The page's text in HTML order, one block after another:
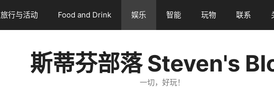
旅行与活动 Food and Drink 娱乐 智能 玩物 联系
斯蒂芬部落 Steven's
一切，好玩！